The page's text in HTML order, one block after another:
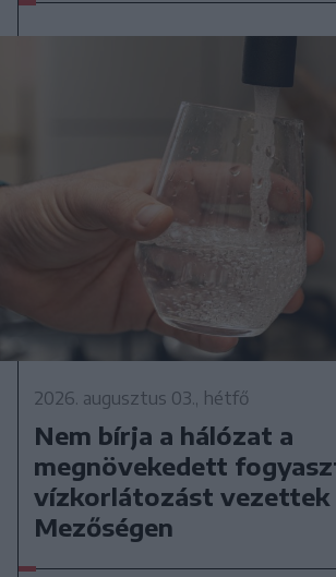
2026. augusztus 03., hétfő
Nem bírja a hálózat a
megnövekedett
vízkorlátozást vezettek
Mezőségen